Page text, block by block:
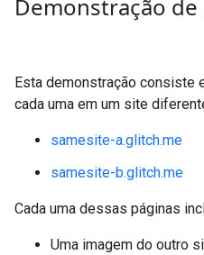
Demonstração de
Esta demonstração consiste
cada uma em um site
samesite-a.glitch.me
samesite-b.glitch.me
Cada uma dessas páginas
Uma imagem do outro